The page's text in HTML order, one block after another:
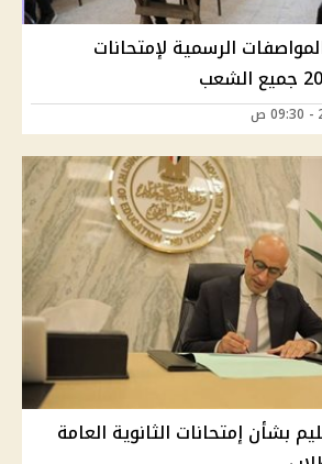
الرسمية لإمتحانات
بشأن إمتحانات الثانوية العامة